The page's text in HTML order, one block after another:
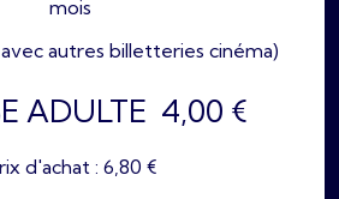
mois
autres billetteries cinéma)
ADULTE 4,00 €
d'achat : 6,80 €